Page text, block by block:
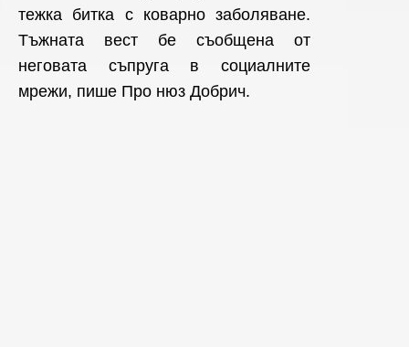
тежка битка с коварно заболяване.
Тъжната вест бе съобщена от
неговата съпруга в социалните
мрежи, пише Про нюз Добрич.